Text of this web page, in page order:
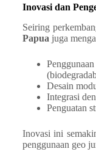
Inovasi dan
Seiring
Papua juga
Desain
Integrasi
Penguatan
Inovasi ini
penggunaan geo